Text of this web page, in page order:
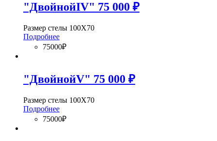
"ДвойнойIV" 75 000 ₽
Размер стелы 100Х70
Подробнее
75000₽
"ДвойнойV" 75 000 ₽
Размер стелы 100Х70
Подробнее
75000₽